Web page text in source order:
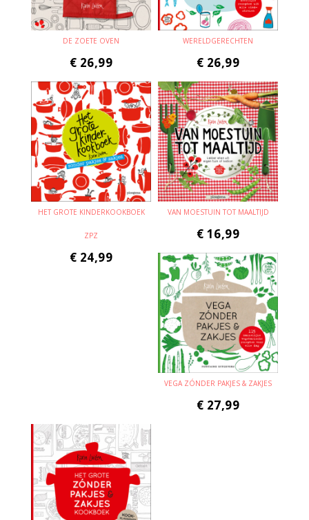
DE ZOETE OVEN
€ 26,99
WERELDGERECHTEN
€ 26,99
HET GROTE KINDERKOOKBOEK
ZPZ
€ 24,99
VAN MOESTUIN TOT MAALTIJD
€ 16,99
VEGA ZÓNDER PAKJES & ZAKJES
€ 27,99